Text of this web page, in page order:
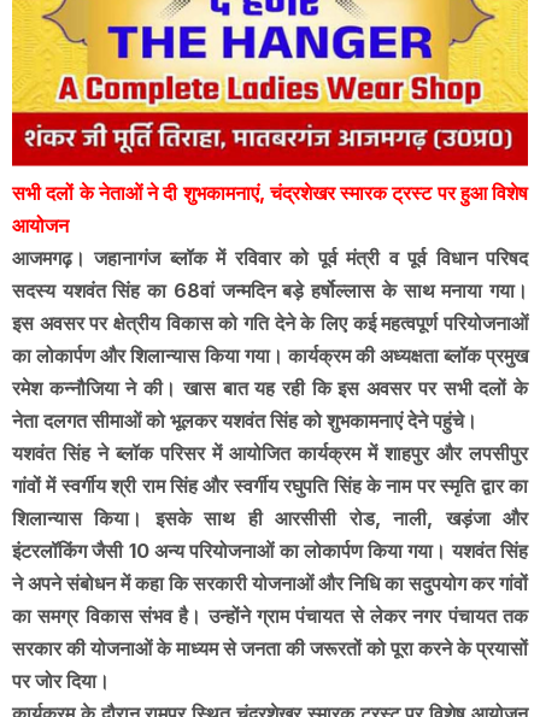
सभी दलों के नेताओं ने दी शुभकामनाएं, चंद्रशेखर स्मारक ट्रस्ट पर हुआ विशेष
आयोजन
आजमगढ़। जहानागंज ब्लॉक में रविवार को पूर्व मंत्री व पूर्व विधान परिषद
सदस्य यशवंत सिंह का 68वां जन्मदिन बड़े हर्षोल्लास के साथ मनाया गया।
इस अवसर पर क्षेत्रीय विकास को गति देने के लिए कई महत्वपूर्ण परियोजनाओं
का लोकार्पण और शिलान्यास किया गया। कार्यक्रम की अध्यक्षता ब्लॉक प्रमुख
रमेश कन्नौजिया ने की। खास बात यह रही कि इस अवसर पर सभी दलों के
नेता दलगत सीमाओं को भूलकर यशवंत सिंह को शुभकामनाएं देने पहुंचे।
यशवंत सिंह ने ब्लॉक परिसर में आयोजित कार्यक्रम में शाहपुर और लपसीपुर
गांवों में स्वर्गीय श्री राम सिंह और स्वर्गीय रघुपति सिंह के नाम पर स्मृति द्वार का
शिलान्यास किया। इसके साथ ही आरसीसी रोड, नाली, खड़ंजा और
इंटरलॉकिंग जैसी 10 अन्य परियोजनाओं का लोकार्पण किया गया। यशवंत सिंह
ने अपने संबोधन में कहा कि सरकारी योजनाओं और निधि का सदुपयोग कर गांवों
का समग्र विकास संभव है। उन्होंने ग्राम पंचायत से लेकर नगर पंचायत तक
सरकार की योजनाओं के माध्यम से जनता की जरूरतों को पूरा करने के प्रयासों
पर जोर दिया।